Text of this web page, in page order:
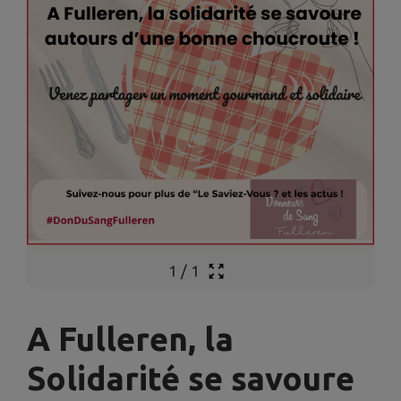
1 / 1
A Fulleren, la
Solidarité se savoure